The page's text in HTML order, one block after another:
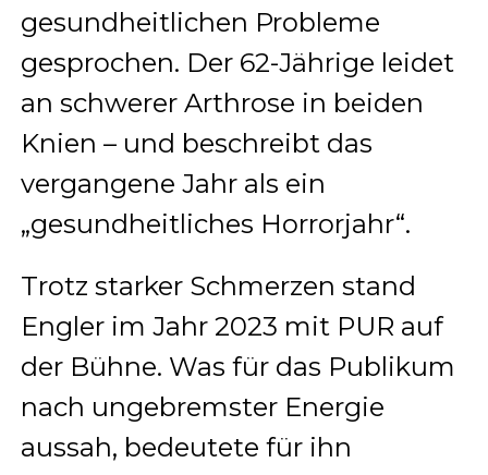
gesundheitlichen Probleme
gesprochen. Der 62-Jährige leidet
an schwerer Arthrose in beiden
Knien – und beschreibt das
vergangene Jahr als ein
„gesundheitliches Horrorjahr“.
Trotz starker Schmerzen stand
Engler im Jahr 2023 mit PUR auf
der Bühne. Was für das Publikum
nach ungebremster Energie
aussah, bedeutete für ihn